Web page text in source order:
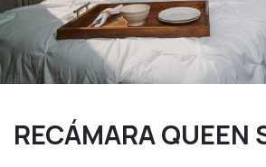
RECÁMARA QUEEN